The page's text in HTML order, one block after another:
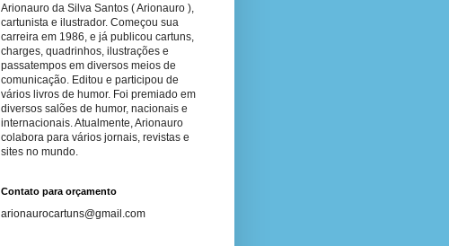
Arionauro da Silva Santos ( Arionauro ),
cartunista e ilustrador. Começou sua
carreira em 1986, e já publicou cartuns,
charges, quadrinhos, ilustrações e
passatempos em diversos meios de
comunicação. Editou e participou de
vários livros de humor. Foi premiado em
diversos salões de humor, nacionais e
internacionais. Atualmente, Arionauro
colabora para vários jornais, revistas e
sites no mundo.
Contato para orçamento
arionaurocartuns@gmail.com